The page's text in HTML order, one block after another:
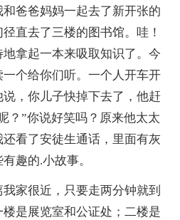
爸爸妈妈一起去了新开张的
直去了三楼的图书馆。哇！
拿起一本来吸取知识了。今
个给你们听。一个人开车开
，你儿子快掉下去了，他赶
？”你说好笑吗？原来他太太
看了安徒生通话，里面有灰
趣的.小故事。
很近，只要走两分钟就到
是展览室和公证处；二楼是